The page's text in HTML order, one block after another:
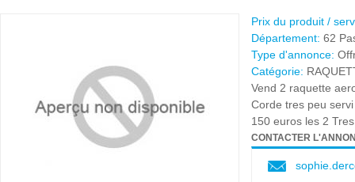
Prix du produit /
Département: 62
Type d'annonce:
Catégorie:
Vend 2 raquette
Corde tres peu
150 euros les 2
CONTACTER